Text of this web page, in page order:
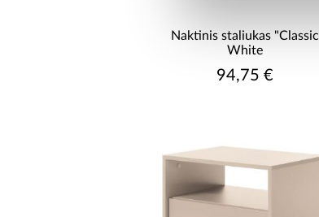
Naktinis staliukas "Classic
White
94,75 €